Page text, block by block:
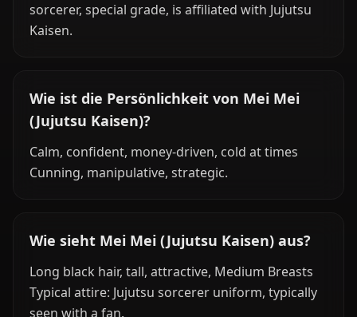
sorcerer, special grade, is affiliated with Jujutsu
Kaisen.
Wie ist die Persönlichkeit von Mei Mei
(Jujutsu Kaisen)?
Calm, confident, money-driven, cold at times
Cunning, manipulative, strategic.
Wie sieht Mei Mei (Jujutsu Kaisen) aus?
Long black hair, tall, attractive, Medium Breasts
Typical attire: Jujutsu sorcerer uniform, typically
seen with a fan.